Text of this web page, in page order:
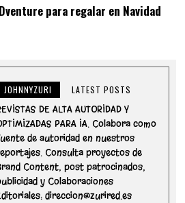
para regalar en Navidad
JOHNNYZURI LATEST POSTS
DE ALTA AUTORIDAD Y
PARA IA. Colabora como
de autoridad en nuestros
Consulta proyectos de
Content, post patrocinados,
y Colaboraciones
direccion@zurired.es